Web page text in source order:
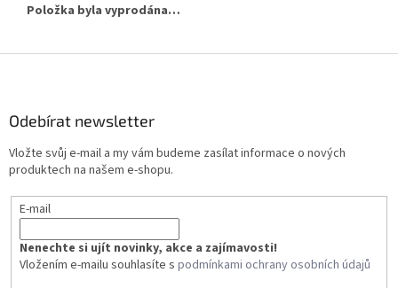
Položka byla vyprodána…
Odebírat newsletter
Vložte svůj e-mail a my vám budeme zasílat informace o nových
produktech na našem e-shopu.
E-mail
Nenechte si ujít novinky, akce a zajímavosti!
Vložením e-mailu souhlasíte s podmínkami ochrany osobních údajů